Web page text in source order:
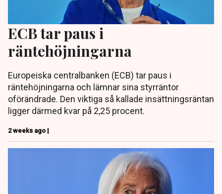
ECB tar paus i
räntehöjningarna
Europeiska centralbanken (ECB) tar paus i
räntehöjningarna och lämnar sina styrräntor
oförändrade. Den viktiga så kallade insättningsräntan
ligger därmed kvar på 2,25 procent.
2 weeks ago |